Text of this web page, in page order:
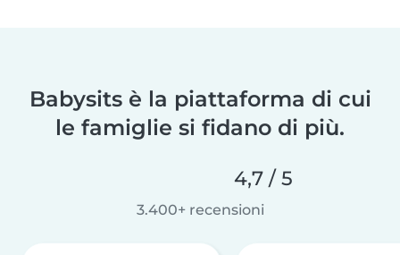
Babysits è la piattaforma di cui
le famiglie si fidano di più.
4,7 / 5
3.400+ recensioni